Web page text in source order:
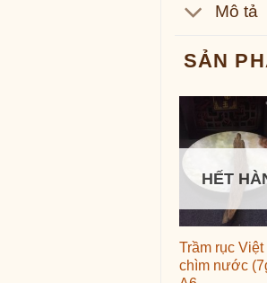
Mô tả
SẢN
HẾT
Trầm rục Việt
chìm nước